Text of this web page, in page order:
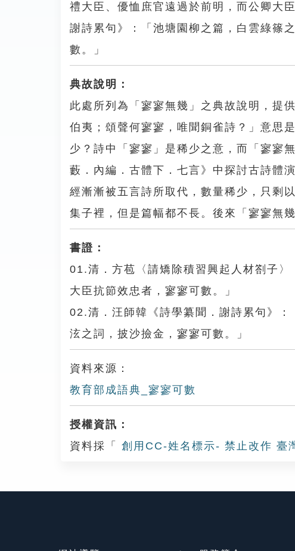
禮大臣、優恤庶官遠過於前明，而公卿大
謝詩累句》：「池塘園柳之篇，白雲綠篠
數。」
典故說明：
此處所列為「寥寥無幾」之典故說明，提
伯夷；頌聲何寥寥，唯聞銅雀詩？」意思
少？詩中「寥寥」是稀少之意，而「寥寥
藪．內編．古體下．七言》中探討古詩體
經漸漸被五言詩所取代，數量稀少，只剩
集子裡，但是篇幅都不長。後來「寥寥無
書證：
01.清．方苞〈請矯除積習興起人材劄子
大臣抗節效忠者，寥寥可數。」
02.清．汪師韓《詩學纂聞．謝詩累句》
泫之詞，披沙撿金，寥寥可數。」
資料來源：
教育部成語典_寥寥可數
授權資訊：
資料採「
創用CC-姓名標示- 禁止改作 臺